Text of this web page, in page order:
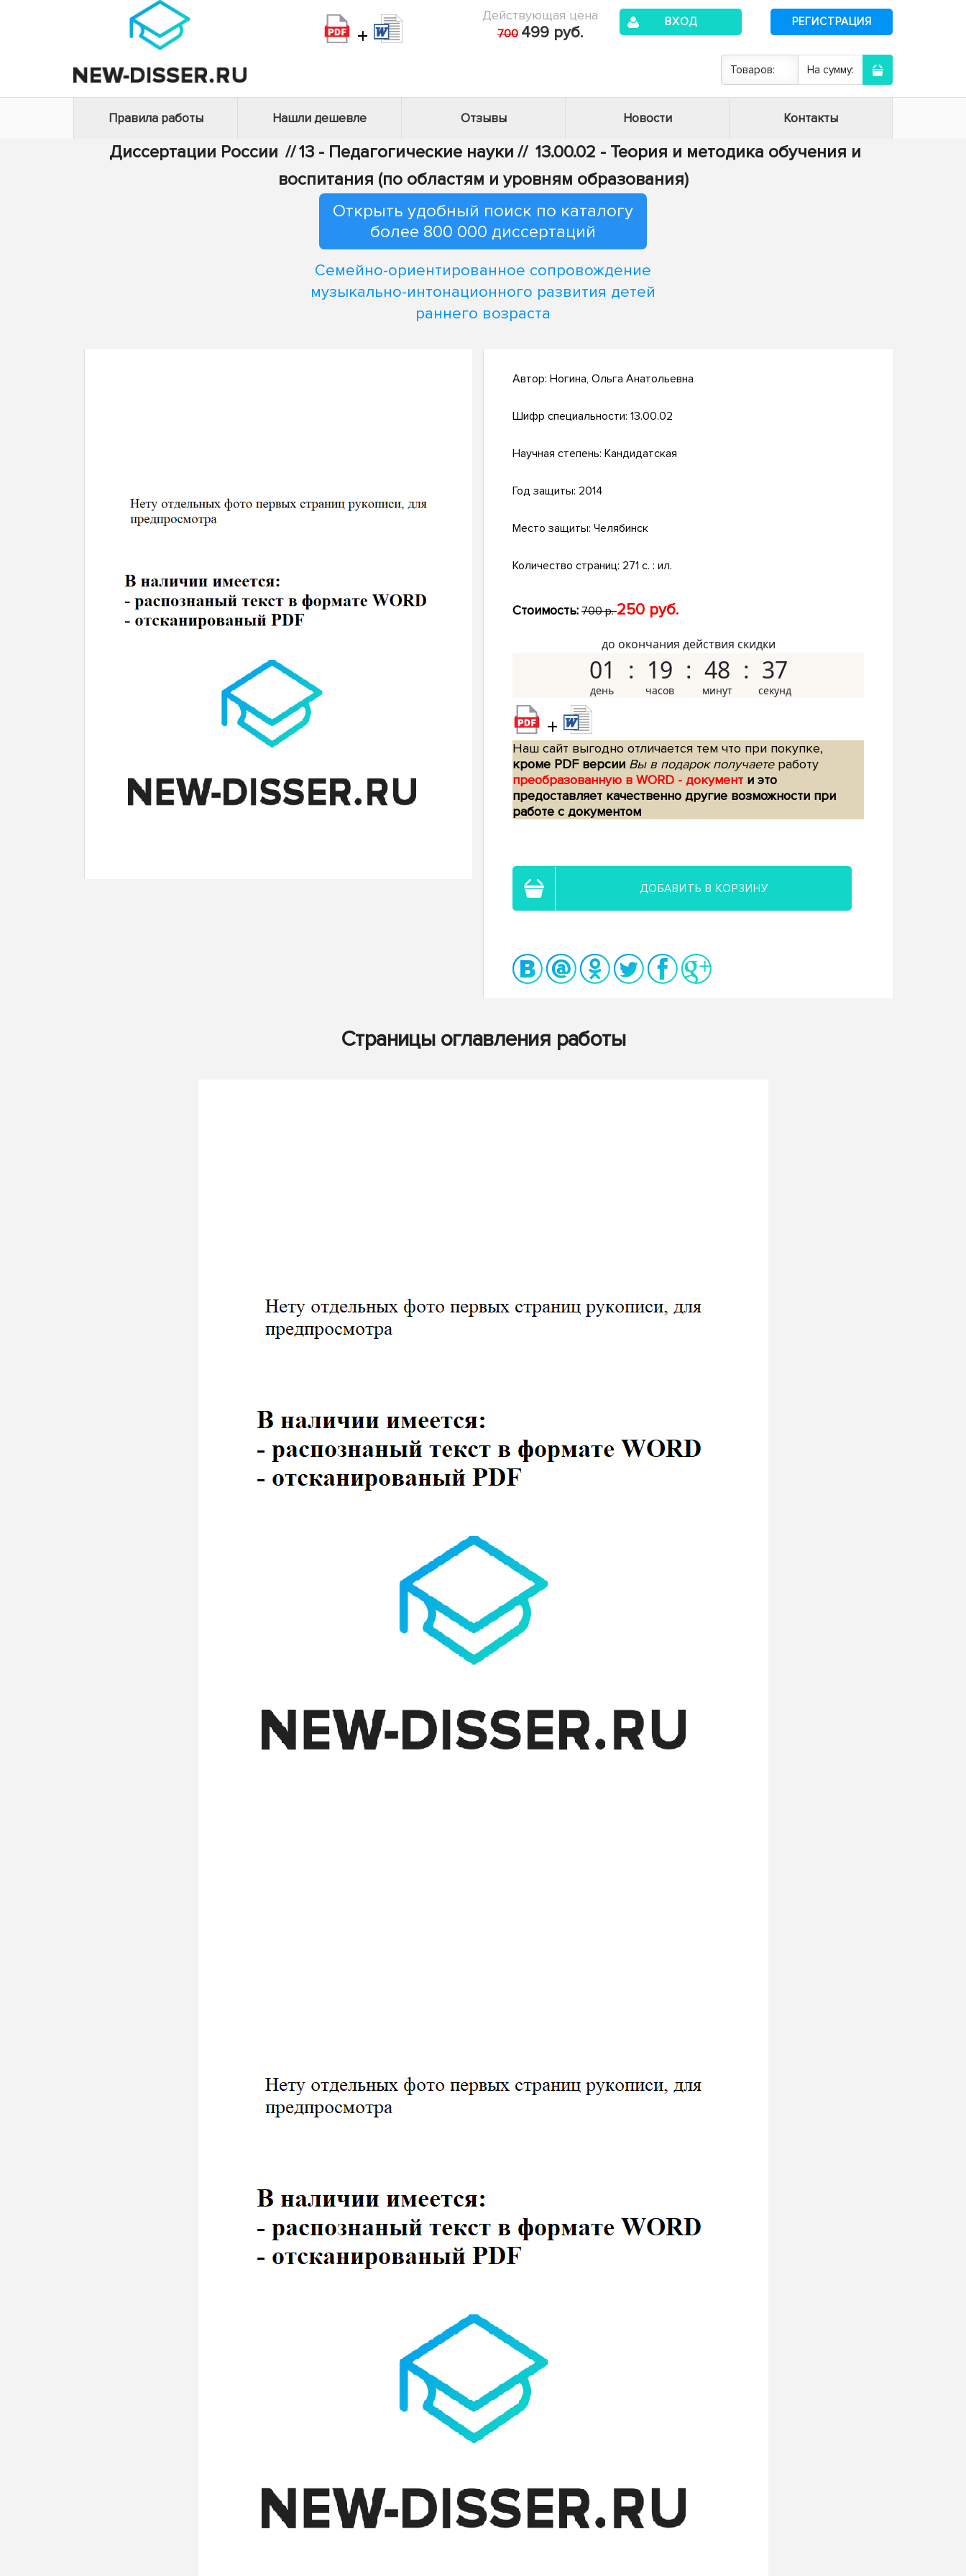
+
Действующая цена
700 499 руб.
ВХОД РЕГИСТРАЦИЯ
Товаров: На сумму:
Правила работы Нашли дешевле Отзывы Новости Контакты
Диссертации России //13 - Педагогические науки // 13.00.02 - Теория и методика обучения и
воспитания (по областям и уровням образования)
Открыть удобный поиск по каталогу
более 800 000 диссертаций
Семейно-ориентированное сопровождение
музыкально-интонационного развития детей
раннего возраста
Автор: Ногина, Ольга Анатольевна
Шифр специальности: 13.00.02
Научная степень: Кандидатская
Год защиты: 2014
Место защиты: Челябинск
Количество страниц: 271 с. : ил.
Стоимость: 700 р.250 руб.
до окончания действия скидки
01 19 48 36
+
Наш сайт выгодно отличается тем что при покупке,
кроме PDF версии Вы в подарок получаетеработу
преобразованную в WORD - документ и это
предоставляет качественно другие возможности при
работе с документом
ДОБАВИТЬ В КОРЗИНУ
Страницы оглавления работы